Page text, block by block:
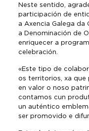
Neste sentido,
participación de
a Axencia Galega da
a Denominación de
enriquecer a
celebración.
«Este tipo de
os territorios, xa que
en valor o noso
contamos cun
un auténtico
ser promovido e